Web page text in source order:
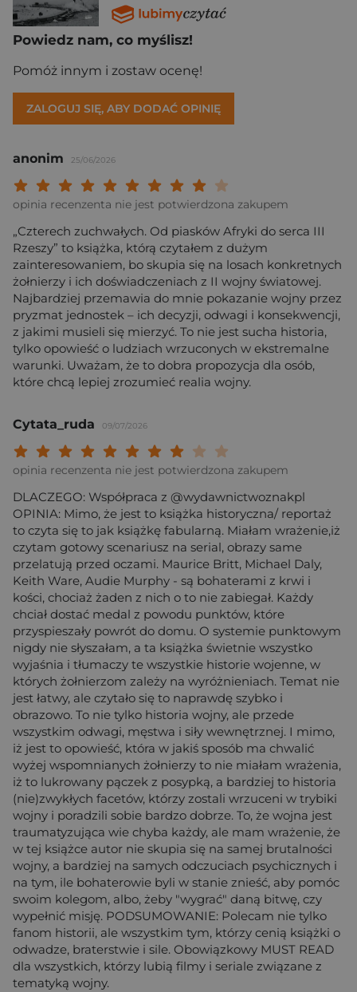
Powiedz nam, co myślisz!
Pomóż innym i zostaw ocenę!
ZALOGUJ SIĘ, ABY DODAĆ OPINIĘ
anonim 25/06/2026
Twoja ocena:
Twoja ocena: Wybitna 9/
Twoja ocena: Rewelacyjna 8/
Twoja ocena: Bardzo dobra 7/10"
Twoja ocena: Dobra 6/10"
Twoja ocena: Przeciętna 5/10"
Twoja ocena: Może być 4/10"
Twoja ocena: Słaba 3/10"
Twoja ocena: Bardzo słaba 2/10"
Twoja ocena: Beznadziejna 1/10"
opinia recenzenta nie jest potwierdzona zakupem
„Czterech zuchwałych. Od piasków Afryki do serca III
Rzeszy” to książka, którą czytałem z dużym
zainteresowaniem, bo skupia się na losach konkretnych
żołnierzy i ich doświadczeniach z II wojny światowej.
Najbardziej przemawia do mnie pokazanie wojny przez
pryzmat jednostek – ich decyzji, odwagi i konsekwencji,
z jakimi musieli się mierzyć. To nie jest sucha historia,
tylko opowieść o ludziach wrzuconych w ekstremalne
warunki. Uważam, że to dobra propozycja dla osób,
które chcą lepiej zrozumieć realia wojny.
Cytata_ruda 09/07/2026
Twoja ocena:
Twoja ocena: Wybitna 9/
Twoja ocena: Rewelacyjna 8/
Twoja ocena: Bardzo dobra 7/10"
Twoja ocena: Dobra 6/10"
Twoja ocena: Przeciętna 5/10"
Twoja ocena: Może być 4/10"
Twoja ocena: Słaba 3/10"
Twoja ocena: Bardzo słaba 2/10"
Twoja ocena: Beznadziejna 1/10"
opinia recenzenta nie jest potwierdzona zakupem
DLACZEGO: Współpraca z @wydawnictwoznakpl
OPINIA: Mimo, że jest to książka historyczna/ reportaż
to czyta się to jak książkę fabularną. Miałam wrażenie,iż
czytam gotowy scenariusz na serial, obrazy same
przelatują przed oczami. Maurice Britt, Michael Daly,
Keith Ware, Audie Murphy - są bohaterami z krwi i
kości, chociaż żaden z nich o to nie zabiegał. Każdy
chciał dostać medal z powodu punktów, które
przyspieszały powrót do domu. O systemie punktowym
nigdy nie słyszałam, a ta książka świetnie wszystko
wyjaśnia i tłumaczy te wszystkie historie wojenne, w
których żołnierzom zależy na wyróżnieniach. Temat nie
jest łatwy, ale czytało się to naprawdę szybko i
obrazowo. To nie tylko historia wojny, ale przede
wszystkim odwagi, męstwa i siły wewnętrznej. I mimo,
iż jest to opowieść, która w jakiś sposób ma chwalić
wyżej wspomnianych żołnierzy to nie miałam wrażenia,
iż to lukrowany pączek z posypką, a bardziej to historia
(nie)zwykłych facetów, którzy zostali wrzuceni w trybiki
wojny i poradzili sobie bardzo dobrze. To, że wojna jest
traumatyzująca wie chyba każdy, ale mam wrażenie, że
w tej książce autor nie skupia się na samej brutalności
wojny, a bardziej na samych odczuciach psychicznych i
na tym, ile bohaterowie byli w stanie znieść, aby pomóc
swoim kolegom, albo, żeby "wygrać" daną bitwę, czy
wypełnić misję. PODSUMOWANIE: Polecam nie tylko
fanom historii, ale wszystkim tym, którzy cenią książki o
odwadze, braterstwie i sile. Obowiązkowy MUST READ
dla wszystkich, którzy lubią filmy i seriale związane z
tematyką wojny.